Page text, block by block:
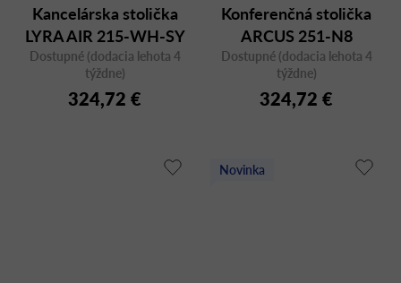
Kancelárska stolička
LYRA AIR 215-WH-SY
Dostupné (dodacia lehota 4
týždne)
324,72 €
Konferenčná stolička
ARCUS 251-N8
Dostupné (dodacia lehota 4
týždne)
324,72 €
Novinka